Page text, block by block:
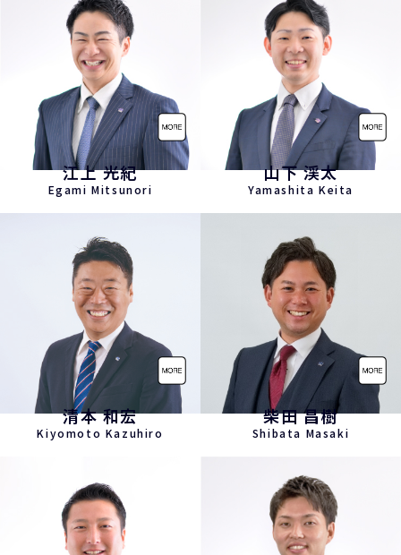
江上 光紀
Egami Mitsunori
山下 渓太
Yamashita Keita
清本 和宏
Kiyomoto Kazuhiro
柴田 昌樹
Shibata Masaki